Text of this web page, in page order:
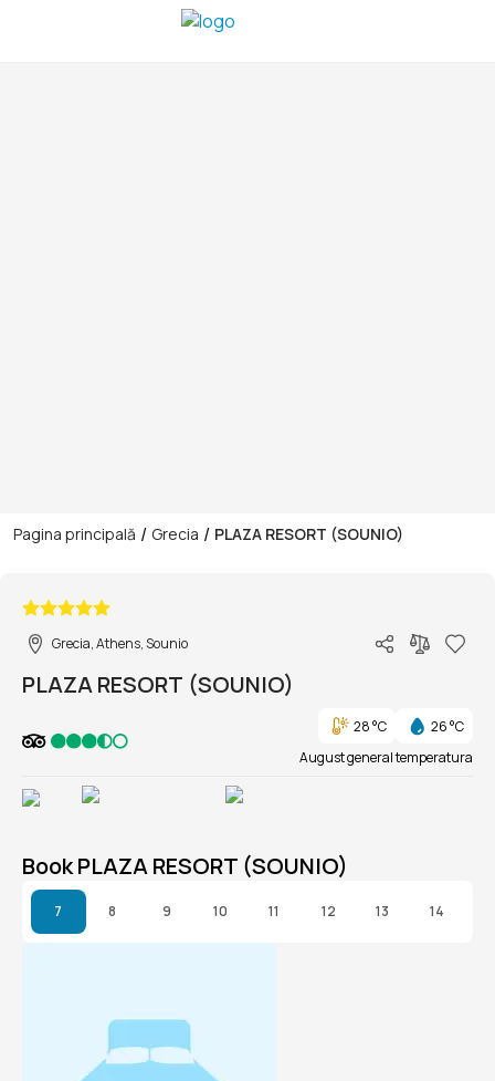
Pagina principală / Grecia / PLAZA RESORT (SOUNIO)
Grecia, Athens, Sounio
PLAZA RESORT (SOUNIO)
28 °C
26 °C
August general temperatura
Book PLAZA RESORT (SOUNIO)
7 8 9 10 11 12 13 14